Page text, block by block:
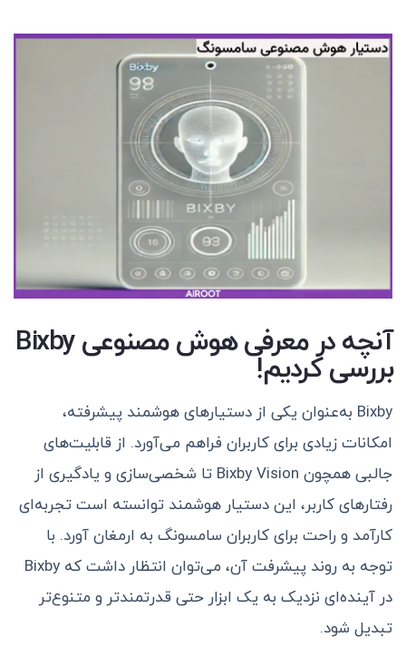
آنچه در معرفی هوش مصنوعی Bixby
بررسی کردیم!
Bixby به‌عنوان یکی از دستیارهای هوشمند پیشرفته،
امکانات زیادی برای کاربران فراهم می‌آورد. از قابلیت‌های
جالبی همچون Bixby Vision تا شخصی‌سازی و یادگیری از
رفتارهای کاربر، این دستیار هوشمند توانسته است تجربه‌ای
کارآمد و راحت برای کاربران سامسونگ به ارمغان آورد. با
توجه به روند پیشرفت آن، می‌توان انتظار داشت که Bixby
در آینده‌ای نزدیک به یک ابزار حتی قدرتمندتر و متنوع‌تر
تبدیل شود.